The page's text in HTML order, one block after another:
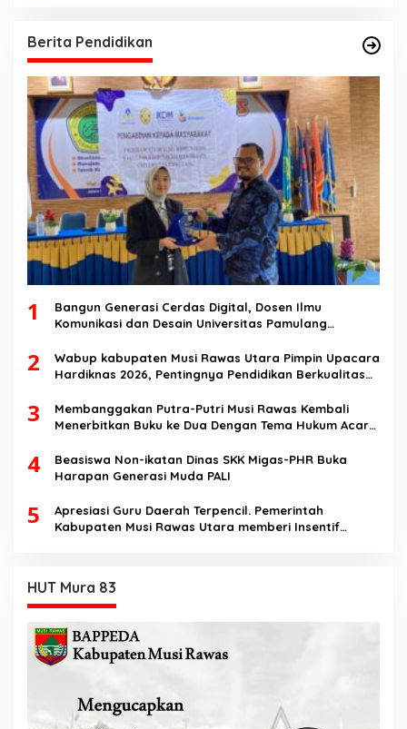
Berita Pendidikan
1
Bangun Generasi Cerdas Digital, Dosen Ilmu
Komunikasi dan Desain Universitas Pamulang
Speech di SMK Ikhlas Jawilan
2
Wabup kabupaten Musi Rawas Utara Pimpin Upacara
Hardiknas 2026, Pentingnya Pendidikan Berkualitas
3
Membanggakan Putra-Putri Musi Rawas Kembali
Menerbitkan Buku ke Dua Dengan Tema Hukum Acara
4
Beasiswa Non-ikatan Dinas SKK Migas-PHR Buka
Harapan Generasi Muda PALI
5
Apresiasi Guru Daerah Terpencil. Pemerintah
Kabupaten Musi Rawas Utara memberi Insentif
HUT Mura 83